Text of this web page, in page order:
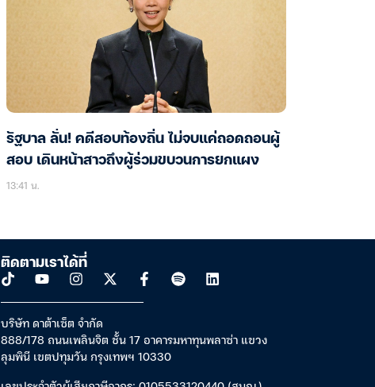
รัฐบาล ลั่น! คดีสอบท้องถิ่น ไม่จบแค่ถอดถอนผู้
สอบ เดินหน้าสาวถึงผู้ร่วมขบวนการยกแผง
13:41 น.
ติดตามเราได้ที่
บริษัท ดาต้าเซ็ต จำกัด
888/178 ถนนเพลินจิต ชั้น 17 อาคารมหาทุนพลาซ่า แขวง
ลุมพินี เขตปทุมวัน กรุงเทพฯ 10330